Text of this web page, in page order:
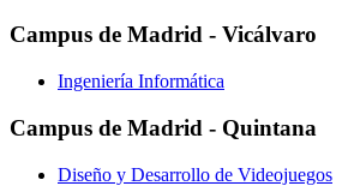
Campus de Madrid - Vicálvaro
Ingeniería Informática
Campus de Madrid - Quintana
Diseño y Desarrollo de Videojuegos